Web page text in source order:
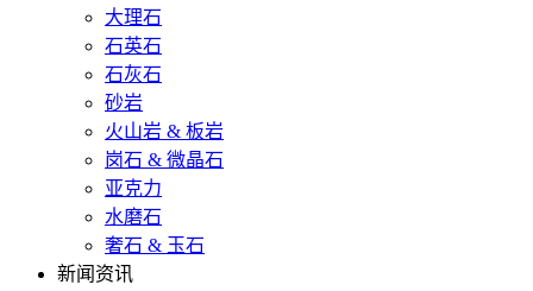
大理石
石英石
石灰石
砂岩
火山岩 & 板岩
岗石 & 微晶石
亚克力
水磨石
奢石 & 玉石
新闻资讯